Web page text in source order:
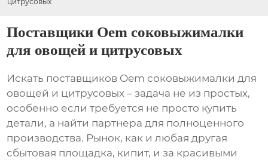
Поставщики Oem соковыжималки
для овощей и цитрусовых
Искать поставщиков Oem соковыжималки для
овощей и цитрусовых – задача не из простых,
особенно если требуется не просто купить
детали, а найти партнера для полноценного
производства. Рынок, как и любая другая
сбытовая площадка, кипит, и за красивыми